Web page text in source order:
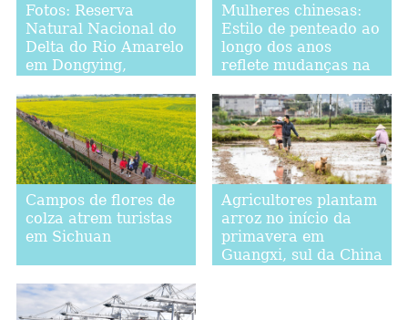
Fotos: Reserva
Natural Nacional do
Delta do Rio Amarelo
em Dongying,
Shandong
Mulheres chinesas:
Estilo de penteado ao
longo dos anos
reflete mudanças na
diversificada de
beleza
Campos de flores de
colza atrem turistas
em Sichuan
Agricultores plantam
arroz no início da
primavera em
Guangxi, sul da China